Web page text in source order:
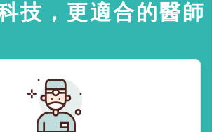
技，更適合的醫師